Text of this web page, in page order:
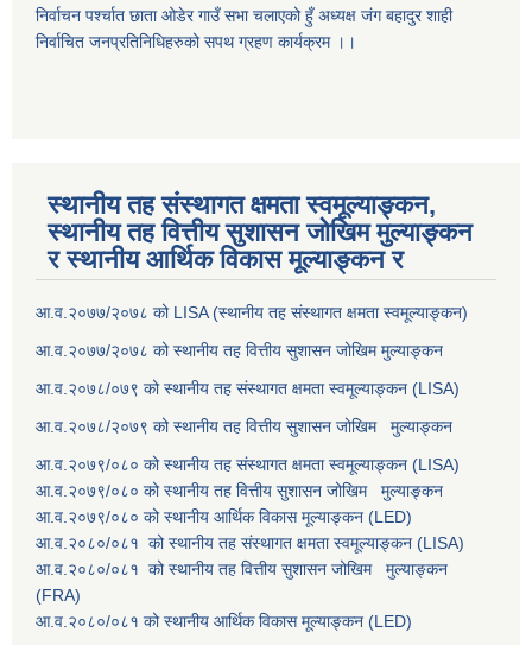
निर्वाचन पर्श्चात छाता ओडेर गाउँ सभा चलाएको हुँ अध्यक्ष जंग बहादुर शाही
निर्वाचित जनप्रतिनिधिहरुको सपथ ग्रहण कार्यक्रम ।।
स्थानीय तह संस्थागत क्षमता स्वमूल्याङ्कन,
स्थानीय तह वित्तीय सुशासन जोखिम मुल्याङ्कन
र स्थानीय आर्थिक विकास मूल्याङ्कन र
आ.व.२०७७/२०७८ को LISA (स्थानीय तह संस्थागत क्षमता स्वमूल्याङ्कन)
आ.व.२०७७/२०७८ को स्थानीय तह वित्तीय सुशासन जोखिम मुल्याङ्कन
आ.व.२०७८/०७९ को स्थानीय तह संस्थागत क्षमता स्वमूल्याङ्कन (LISA)
आ.व.२०७८/२०७९ को स्थानीय तह वित्तीय सुशासन जोखिम मुल्याङ्कन
आ.व.२०७९/०८० को स्थानीय तह संस्थागत क्षमता स्वमूल्याङ्कन (LISA)
आ.व.२०७९/०८० को स्थानीय तह वित्तीय सुशासन जोखिम मुल्याङ्कन
आ.व.२०७९/०८० को स्थानीय आर्थिक विकास मूल्याङ्कन (LED)
आ.व.२०८०/०८१ को स्थानीय तह संस्थागत क्षमता स्वमूल्याङ्कन (LISA)
आ.व.२०८०/०८१ को स्थानीय तह वित्तीय सुशासन जोखिम मुल्याङ्कन
(FRA)
आ.व.२०८०/०८१ को स्थानीय आर्थिक विकास मूल्याङ्कन (LED)